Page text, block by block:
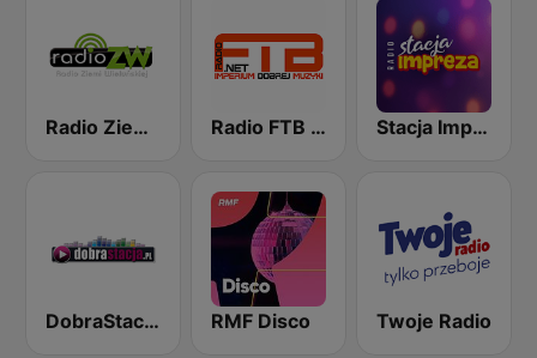
Radio Ziemi Wieluńskiej Radio FTB Disco Polo Stacja Impreza
DobraStacja.pl - Disco Polo RMF Disco Twoje Radio